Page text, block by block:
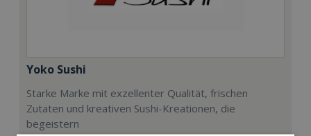
Yoko Sushi
Starke Marke mit exzellenter Qualität, frischen
Zutaten und kreativen Sushi-Kreationen, die
begeistern